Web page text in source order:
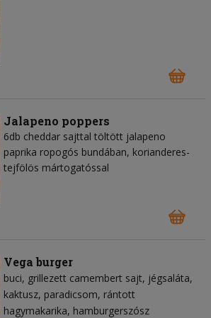
Jalapeno poppers
6db cheddar sajttal töltött jalapeno
paprika ropogós bundában, korianderes-
tejfölös mártogatóssal
Vega burger
buci grillezett camembert sajt jégsaláta
kaktusz paradicsom rántott
hagymakarika hamburgerszósz